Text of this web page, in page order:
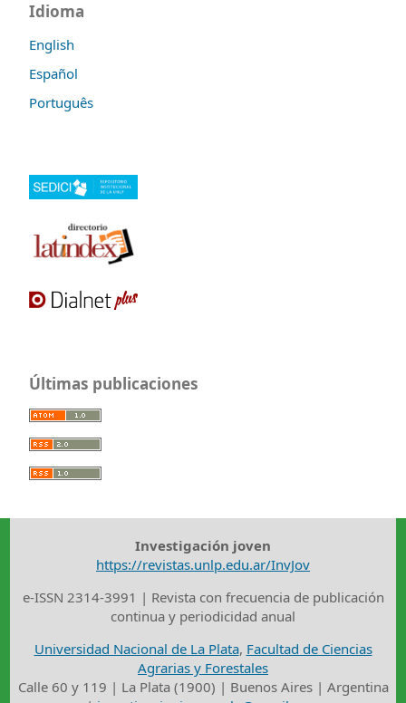
Idioma
English
Español
Português
Últimas publicaciones
Investigación joven
https://revistas.unlp.edu.ar/InvJov
e-ISSN 2314-3991 | Revista con frecuencia de publicación
continua y periodicidad anual
Universidad Nacional de La Plata, Facultad de Ciencias
Agrarias y Forestales
Calle 60 y 119 | La Plata (1900) | Buenos Aires | Argentina